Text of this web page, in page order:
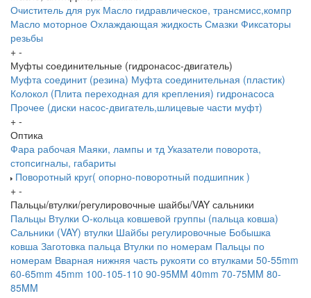
Очиститель для рук Масло гидравлическое, трансмисс,компр
Масло моторное Охлаждающая жидкость Смазки Фиксаторы
резьбы
+ -
Муфты соединительные (гидронасос-двигатель)
Муфта соединит (резина) Муфта соединительная (пластик)
Колокол (Плита переходная для крепления) гидронасоса
Прочее (диски насос-двигатель,шлицевые части муфт)
+ -
Оптика
Фара рабочая Маяки, лампы и тд Указатели поворота,
стопсигналы, габариты
Поворотный круг( опорно-поворотный подшипник )
+ -
Пальцы/втулки/регулировочные шайбы/VAY сальники
Пальцы Втулки О-кольца ковшевой группы (пальца ковша)
Сальники (VAY) втулки Шайбы регулировочные Бобышка
ковша Заготовка пальца Втулки по номерам Пальцы по
номерам Вварная нижняя часть рукояти со втулками 50-55mm
60-65mm 45mm 100-105-110 90-95MM 40mm 70-75MM 80-
85MM